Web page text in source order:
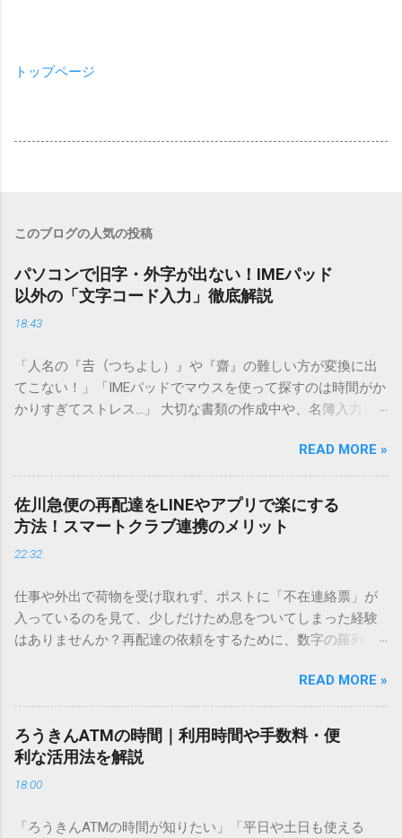
トップページ
このブログの人気の投稿
パソコンで旧字・外字が出ない！IMEパッド
以外の「文字コード入力」徹底解説
18:43
「人名の『𠮷（つちよし）』や『齋』の難しい方が変換に出
てこない！」「IMEパッドでマウスを使って探すのは時間がか
かりすぎてストレス…」 大切な書類の作成中や、名簿入力を
てしまいますよね。多くの人が「IMEパッド（手書き入力）」
を使いますが、実はマウスで一画ずつ書くのは非効率です
し、似た漢字が多すぎて結局見つからないことも少なくあり
ません。 そこで今回は、IMEパッドを使わずに、特定のコー
ドを打ち込むだけで一瞬で旧字や外字、特殊記号を呼び出す
「文字コード入力」のテクニックを詳しく解説します。 この
必要はありません。 1. なぜ「変換」しても旧字・外字が出て
こないのか？ そもそも、なぜ普通の変換で出てこない漢字が
あるのでしょうか。その理由は、パソコンが文字を認識する
は、JIS規格（日本産業規格）によって「第1水準」「第2水
準」といった形で整理されています。しかし、人名や地名に
使われる非常に古い漢字（旧字）や、特定の組織だけで作ら
れた「外字」は、この一般的な変換リストに含まれていない
ン上のすべての文字には、いわば「住所」のような番号が割
READ MORE »
佐川急便の再配達をLINEやアプリで楽にする
方法！スマートクラブ連携のメリット
22:32
仕事や外出で荷物を受け取れず、ポストに「不在連絡票」が
入っているのを見て、少しだけため息をついてしまった経験
はありませんか？再配達の依頼をするために、数字の羅列を
ことに申し訳なさを感じたりすることもあるかもしれませ
ん。 「もっとスムーズに、自分のタイミングで受け取りた
い」 「わざわざ電話をかけずに、スマホ一つで完結させた
い」 そんな願いを叶えてくれるのが、佐川急便の会員制サー
ビス「スマートクラブ」と、LINEや公式アプリの連携です。
これらを活用するだけで、再配達のストレスは驚くほど軽く
受け取り術と、連携による具体的なメリットを徹底解説しま
READ MORE »
ろうきんATMの時間｜利用時間や手数料・便
利な活用法を解説
18:00
「ろうきんATMの時間が知りたい」「平日や土日も使える